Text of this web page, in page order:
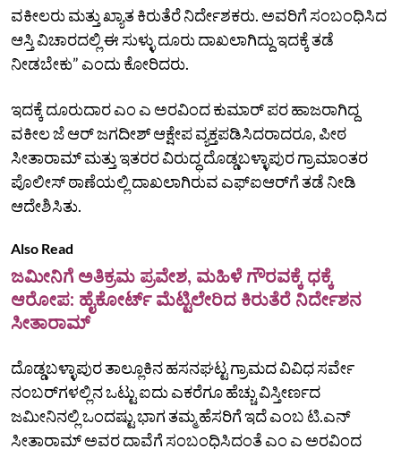
ವಕೀಲರು ಮತ್ತು ಖ್ಯಾತ ಕಿರುತೆರೆ ನಿರ್ದೇಶಕರು. ಅವರಿಗೆ ಸಂಬಂಧಿಸಿದ
ಆಸ್ತಿ ವಿಚಾರದಲ್ಲಿ ಈ ಸುಳ್ಳು ದೂರು ದಾಖಲಾಗಿದ್ದು ಇದಕ್ಕೆ ತಡೆ
ನೀಡಬೇಕು” ಎಂದು ಕೋರಿದರು.
ಇದಕ್ಕೆ ದೂರುದಾರ ಎಂ ಎ ಅರವಿಂದ ಕುಮಾರ್‌ ಪರ ಹಾಜರಾಗಿದ್ದ
ವಕೀಲ ಜೆ ಆರ್ ಜಗದೀಶ್ ಆಕ್ಷೇಪ ವ್ಯಕ್ತಪಡಿಸಿದರಾದರೂ, ಪೀಠ
ಸೀತಾರಾಮ್‌ ಮತ್ತು ಇತರರ ವಿರುದ್ಧ ದೊಡ್ಡಬಳ್ಳಾಪುರ ಗ್ರಾಮಾಂತರ
ಪೊಲೀಸ್ ಠಾಣೆಯಲ್ಲಿ ದಾಖಲಾಗಿರುವ ಎಫ್‌ಐಆರ್‌ಗೆ ತಡೆ ನೀಡಿ
ಆದೇಶಿಸಿತು.
Also Read
ಜಮೀನಿಗೆ ಅತಿಕ್ರಮ ಪ್ರವೇಶ, ಮಹಿಳೆ ಗೌರವಕ್ಕೆ ಧಕ್ಕೆ
ಆರೋಪ: ಹೈಕೋರ್ಟ್‌ ಮೆಟ್ಟಿಲೇರಿದ ಕಿರುತೆರೆ ನಿರ್ದೇಶನ
ಸೀತಾರಾಮ್‌
ದೊಡ್ಡಬಳ್ಳಾಪುರ ತಾಲ್ಲೂಕಿನ ಹಸನಘಟ್ಟ ಗ್ರಾಮದ ವಿವಿಧ ಸರ್ವೇ
ನಂಬರ್‌ಗಳಲ್ಲಿನ ಒಟ್ಟು ಐದು ಎಕರೆಗೂ ಹೆಚ್ಚು ವಿಸ್ತೀರ್ಣದ
ಜಮೀನಿನಲ್ಲಿ ಒಂದಷ್ಟು ಭಾಗ ತಮ್ಮ ಹೆಸರಿಗೆ ಇದೆ ಎಂಬ ಟಿ.ಎನ್‌
ಸೀತಾರಾಮ್‌ ಅವರ ದಾವೆಗೆ ಸಂಬಂಧಿಸಿದಂತೆ ಎಂ ಎ ಅರವಿಂದ